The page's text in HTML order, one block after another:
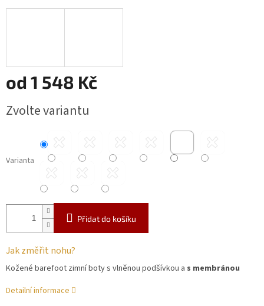
od 1 548 Kč
cena:
Zvolte variantu
Varianta
Přidat do košíku
Jak změřit nohu?
Kožené barefoot zimní boty s vlněnou podšívkou a s membránou
Detailní informace